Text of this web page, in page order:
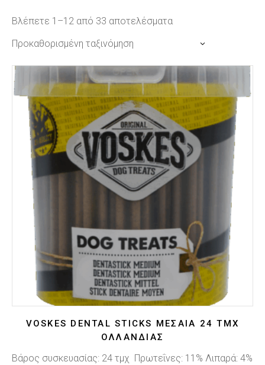
Βλέπετε 1–12 από 33 αποτελέσματα
Προκαθορισμένη ταξινόμηση
VOSKES DENTAL STICKS ΜΕΣΑΊΑ 24 ΤΜΧ
ΟΛΛΑΝΔΊΑΣ
Βάρος συσκευασίας: 24 τμχ Πρωτεΐνες: 11% Λιπαρά: 4%